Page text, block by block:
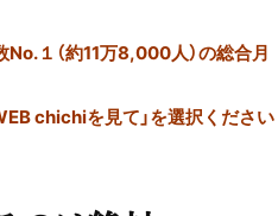
１（約11万8,000人）の総合月
chichiを見て」を選択ください